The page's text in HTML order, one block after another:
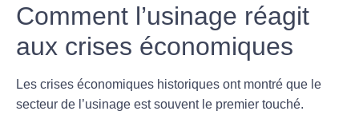
Comment l’usinage réagit
aux crises économiques
Les crises économiques historiques ont montré que le
secteur de l’usinage est souvent le premier touché.